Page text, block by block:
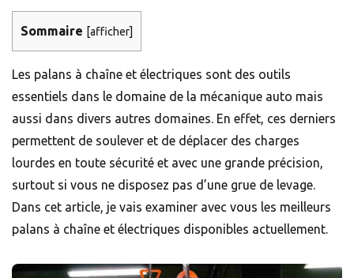
Sommaire [afficher]
Les palans à chaîne et électriques sont des outils
essentiels dans le domaine de la mécanique auto mais
aussi dans divers autres domaines. En effet, ces derniers
permettent de soulever et de déplacer des charges
lourdes en toute sécurité et avec une grande précision,
surtout si vous ne disposez pas d’une grue de levage.
Dans cet article, je vais examiner avec vous les meilleurs
palans à chaîne et électriques disponibles actuellement.